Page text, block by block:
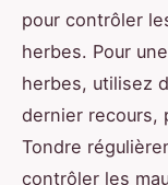
pour contrôler
herbes. Pour
herbes, utilisez
dernier recours,
Tondre
contrôler les